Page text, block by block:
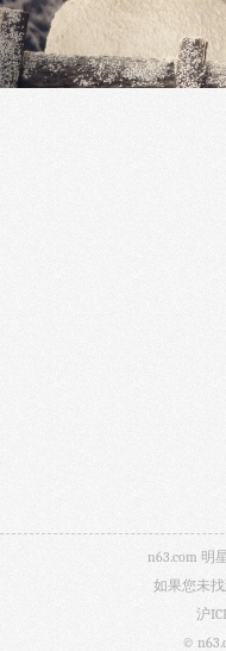
n63.com 明
如果您未
沪
©